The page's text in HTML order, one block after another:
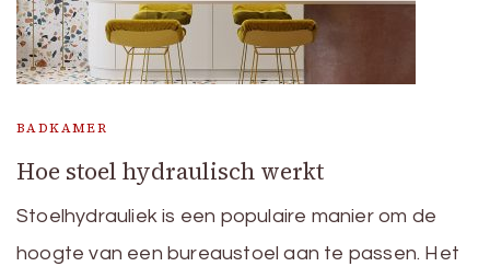
BADKAMER
Hoe stoel hydraulisch werkt
Stoelhydrauliek is een populaire manier om de
hoogte van een bureaustoel aan te passen. Het